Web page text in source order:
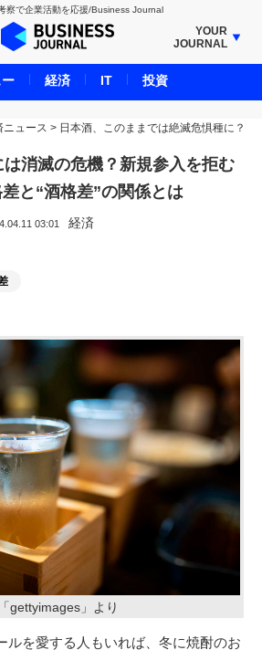
察で企業活動を応援/Business Journal
YOUR
JOURNAL
JOURNAL
JOURNAL
CREDITS JOURNAL
JOURNAL
MANAGEMENT JOURNAL
ENDING JOURNAL
JOURNAL
DOG JOURNAL
ニュース > 日本酒、このままでは絶滅危惧種に？
は消滅の危機？新規参入を拒む
と“酒格差”の関係とは
03:01
経済
「gettyimages」より
を愛する人もいれば、冬に焼酎のお
経済 IT 投資